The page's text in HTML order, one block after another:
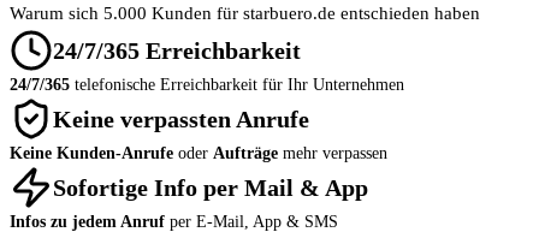
Warum sich 5.000 Kunden für starbuero.de entschieden haben
24/7/365 Erreichbarkeit
24/7/365 telefonische Erreichbarkeit für Ihr Unternehmen
Keine verpassten Anrufe
Keine Kunden-Anrufe oder Aufträge mehr verpassen
Sofortige Info per Mail & App
Infos zu jedem Anruf per E-Mail, App & SMS